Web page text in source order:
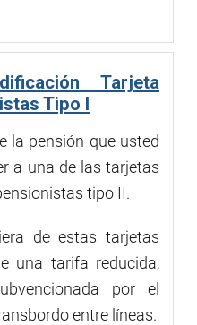
Tarjeta
Tipo I
la pensión que usted
a una de las tarjetas
tipo II.
de estas tarjetas
una tarifa reducida,
por el
entre líneas.